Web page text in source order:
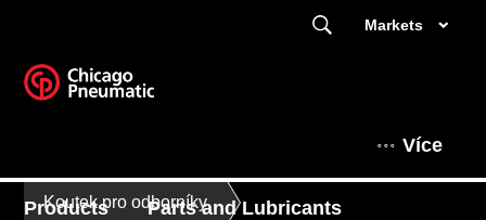
Markets
Více
Products Parts and Lubricants
Koutek pro odborníky